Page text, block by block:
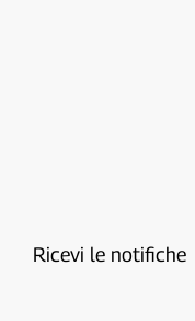
Ricevi le notifiche